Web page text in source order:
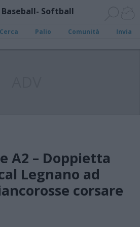
Baseball- Softball
Cerca Palio Comunità Invia
A2 – Doppietta
Legnano ad
corsare